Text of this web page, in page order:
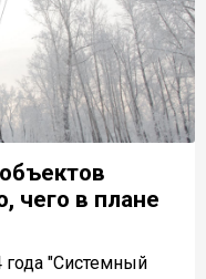
чего в плане
года "Системный